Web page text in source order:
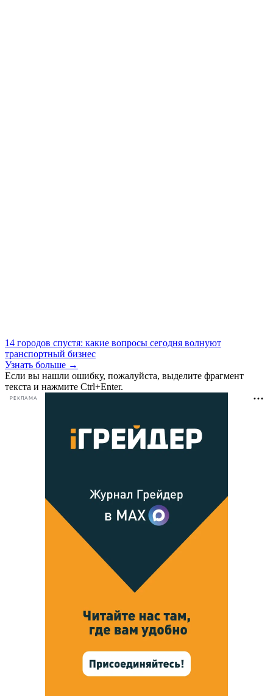
14 городов спустя: какие вопросы сегодня волнуют
транспортный бизнес
Узнать больше →
Если вы нашли ошибку, пожалуйста, выделите фрагмент
текста и нажмите Ctrl+Enter.
РЕКЛАМА